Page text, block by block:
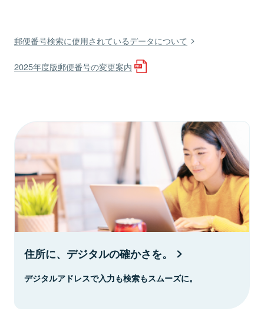
郵便番号検索に使用されているデータについて
2025年度版郵便番号の変更案内
住所に、デジタルの確かさを。
デジタルアドレスで入力も検索もスムーズに。